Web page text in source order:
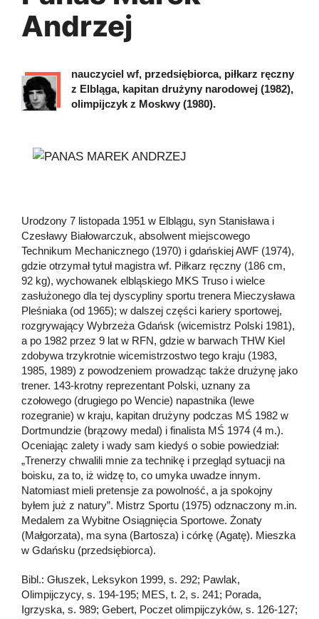
Andrzej
nauczyciel wf, przedsiębiorca, piłkarz ręczny
z Elbląga, kapitan drużyny narodowej (1982),
olimpijczyk z Moskwy (1980).
Urodzony 7 listopada 1951 w Elblągu, syn Stanisława i
Czesławy Białowarczuk, absolwent miejscowego
Technikum Mechanicznego (1970) i gdańskiej AWF (1974),
gdzie otrzymał tytuł magistra wf. Piłkarz ręczny (186 cm,
92 kg), wychowanek elbląskiego MKS Truso i wielce
zasłużonego dla tej dyscypliny sportu trenera Mieczysława
Pleśniaka (od 1965); w dalszej części kariery sportowej,
rozgrywający Wybrzeża Gdańsk (wicemistrz Polski 1981),
a po 1982 przez 9 lat w RFN, gdzie w barwach THW Kiel
zdobywa trzykrotnie wicemistrzostwo tego kraju (1983,
1985, 1989) z powodzeniem prowadząc także drużynę jako
trener. 143-krotny reprezentant Polski, uznany za
czołowego (drugiego po Wencie) napastnika (lewe
rozegranie) w kraju, kapitan drużyny podczas MŚ 1982 w
Dortmundzie (brązowy medal) i finalista MŚ 1974 (4 m.).
Oceniając zalety i wady sam kiedyś o sobie powiedział:
„Trenerzy chwalili mnie za technikę i przegląd sytuacji na
boisku, za to, iż widzę to, co umyka uwadze innym.
Natomiast mieli pretensje za powolność, a ja spokojny
byłem już z natury”. Mistrz Sportu (1975) odznaczony m.in.
Medalem za Wybitne Osiągnięcia Sportowe. Żonaty
(Małgorzata), ma syna (Bartosza) i córkę (Agatę). Mieszka
w Gdańsku (przedsiębiorca).
Bibl.: Głuszek, Leksykon 1999, s. 292; Pawlak,
Olimpijczycy, s. 194-195; MES, t. 2, s. 241; Porada,
Igrzyska, s. 989; Gebert, Poczet olimpijczyków, s. 126-127;